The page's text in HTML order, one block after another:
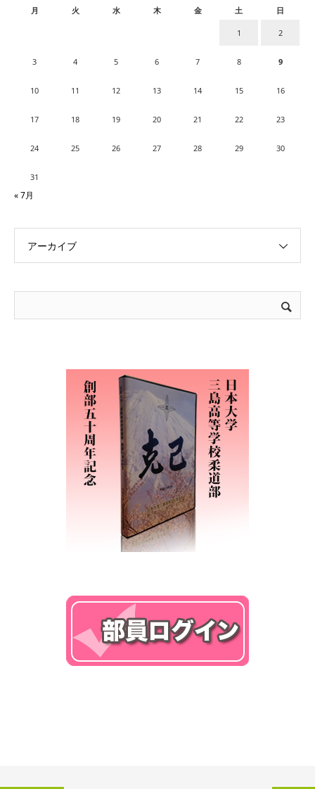
月
火 水 木 金 土 日
1 2
3 4 5 6 7 8 9
10 11 12 13 14 15 16
17 18 19 20 21 22 23
24 25 26 27 28 29 30
31
« 7月
アーカイブ